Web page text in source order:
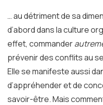
… au détriment de sa
d’abord dans la culture
effet, commander
prévenir des conflits au
Elle se manifeste aussi
d’appréhender et de
savoir-être. Mais